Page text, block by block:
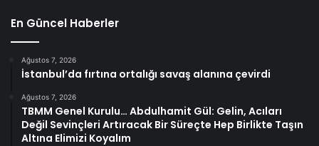
En Güncel Haberler
Ağustos 7, 2026
İstanbul’da fırtına ortalığı savaş alanına çevirdi
Ağustos 7, 2026
TBMM Genel Kurulu… Abdulhamit Gül: Gelin, Acıları
Değil Sevinçleri Artıracak Bir Süreçte Hep Birlikte Taşın
Altına Elimizi Koyalım